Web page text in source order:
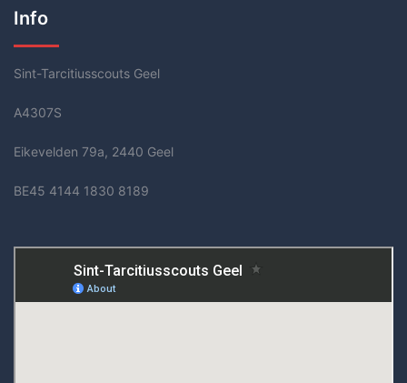
Info
Sint-Tarcitiusscouts Geel
A4307S
Eikevelden 79a, 2440 Geel
BE45 4144 1830 8189